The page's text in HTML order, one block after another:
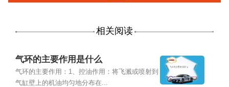
相关阅读
气环的主要作用是什么
气环的主要作用：1、控油作用：将飞溅或喷射到
气缸壁上的机油均匀地分布在...